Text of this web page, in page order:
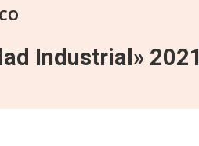
Industrial» 2021